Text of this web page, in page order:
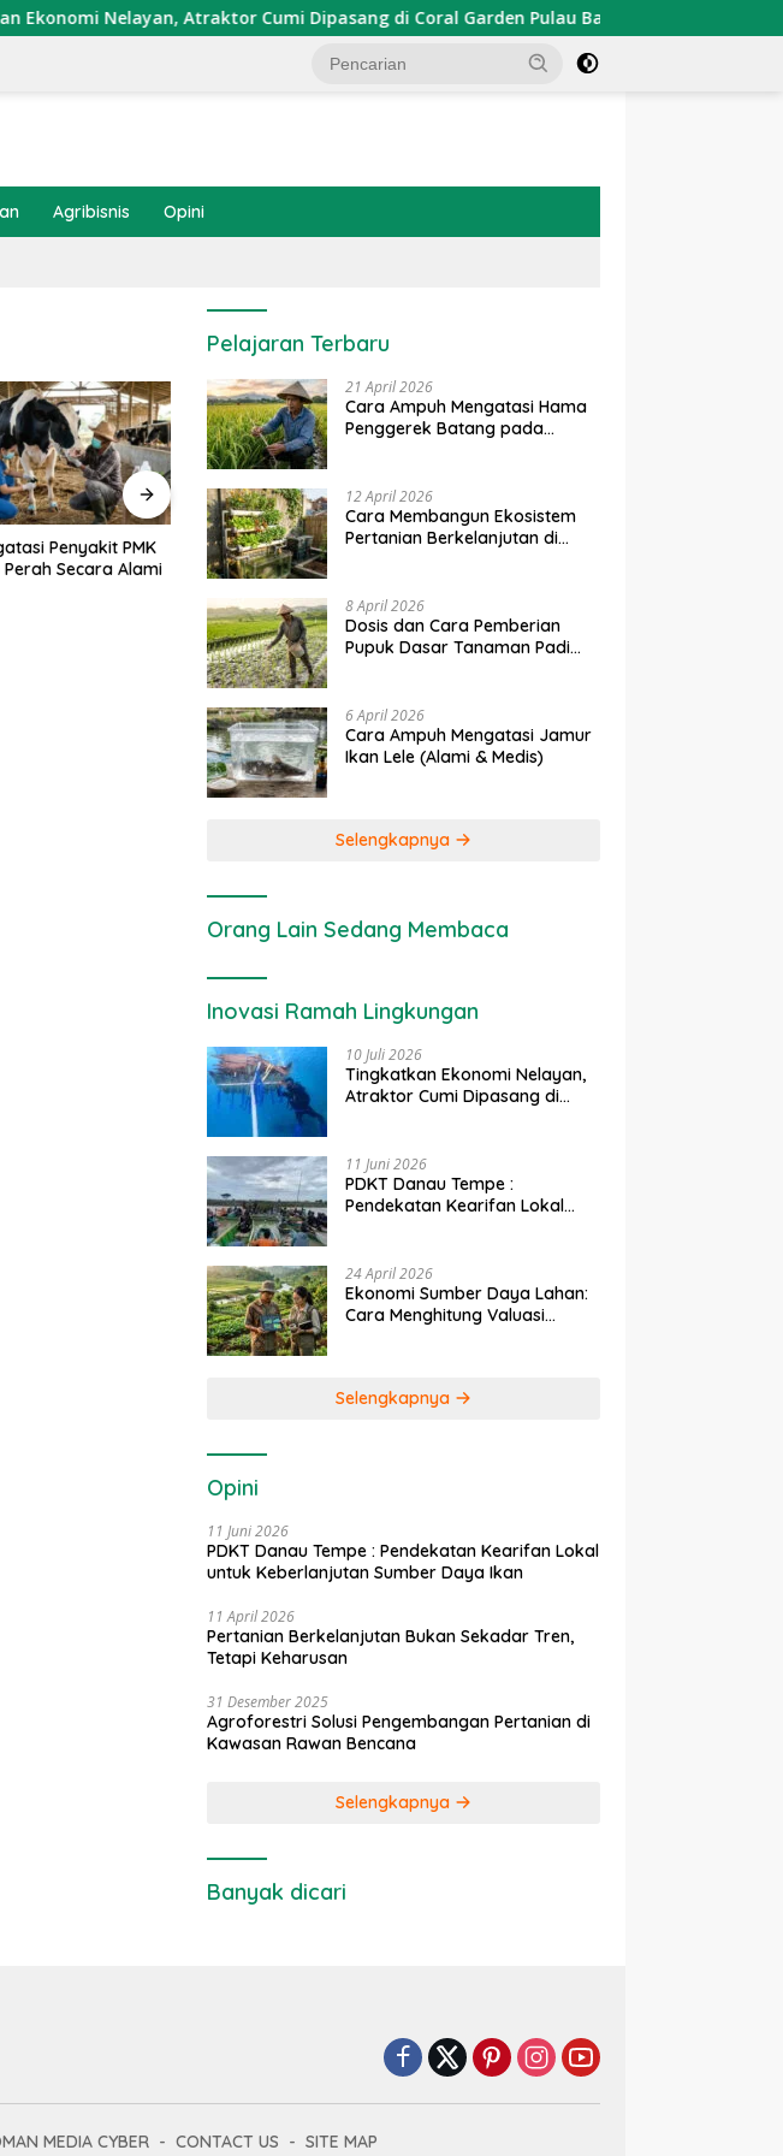
Nelayan, Atraktor Cumi Dipasang di Coral Garden Pulau Barrang Caddi
Agribisnis Opini
dan Cara Pemupukan
Padi pada Fase
Aktif yang Tepat
Penerapan IoT dalam
Pertanian Modern di Indonesia
Ekonomi Sumber Daya
Pelajaran Terbaru
21 April 2026
Cara Ampuh Mengatasi Hama
Penggerek Batang pada
12 April 2026
Cara Membangun Ekosistem
Pertanian Berkelanjutan di
8 April 2026
Dosis dan Cara Pemberian
Pupuk Dasar Tanaman Padi
6 April 2026
Cara Ampuh Mengatasi Jamur
Ikan Lele (Alami & Medis)
Selengkapnya
Orang Lain Sedang Membaca
Inovasi Ramah Lingkungan
10 Juli 2026
Tingkatkan Ekonomi Nelayan,
Atraktor Cumi Dipasang di
11 Juni 2026
PDKT Danau Tempe :
Pendekatan Kearifan Lokal
24 April 2026
Ekonomi Sumber Daya Lahan:
Cara Menghitung Valuasi
Selengkapnya
Opini
11 Juni 2026
PDKT Danau Tempe : Pendekatan Kearifan Lokal
untuk Keberlanjutan Sumber Daya Ikan
11 April 2026
Pertanian Berkelanjutan Bukan Sekadar Tren,
Tetapi Keharusan
31 Desember 2025
Agroforestri Solusi Pengembangan Pertanian di
Kawasan Rawan Bencana
Selengkapnya
Banyak dicari
MEDIA CYBER CONTACT US SITE MAP